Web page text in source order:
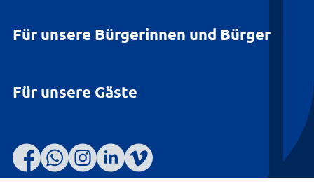
Für unsere Bürgerinnen und Bürger
Für unsere Gäste